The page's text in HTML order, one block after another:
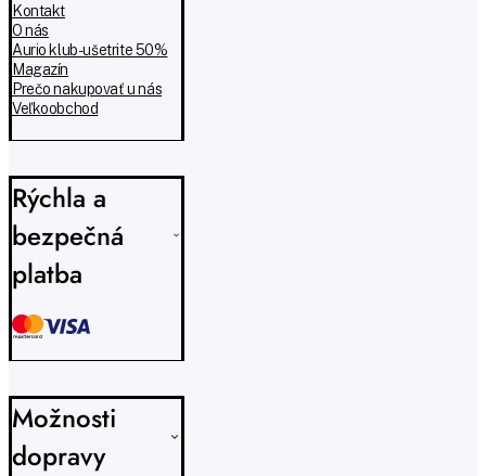
Kontakt
O nás
Aurio klub - ušetrite 50%
Magazín
Prečo nakupovať u nás
Veľkoobchod
Rýchla a
bezpečná
platba
Možnosti
dopravy